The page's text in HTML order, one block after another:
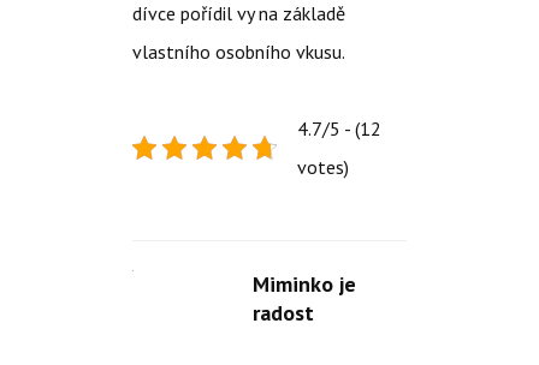
dívce pořídil vy na základě
vlastního osobního vkusu.
4.7/5 - (12
votes)
Miminko je
radost